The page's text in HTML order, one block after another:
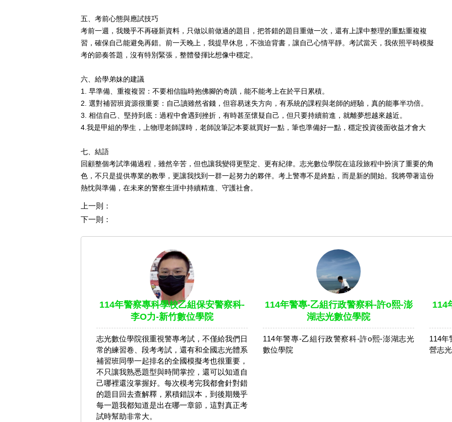
五、考前心態與應試技巧
考前一週，我幾乎不再碰新資料，只做以前做過的題目，把答錯的題目重做一次，還有上課中整理的重點重複複
習，確保自己能避免再錯。前一天晚上，我提早休息，不強迫背書，讓自己心情平靜。考試當天，我依照平時模擬
考的節奏答題，沒有特別緊張，整體發揮比想像中穩定。
六、給學弟妹的建議
1. 早準備、重複複習：不要相信臨時抱佛腳的奇蹟，能不能考上在於平日累積。
2. 選對補習班資源很重要：自己讀雖然省錢，但容易迷失方向，有系統的課程與老師的經驗，真的能事半功倍。
3. 相信自己、堅持到底：過程中會遇到挫折，有時甚至懷疑自己，但只要持續前進，就離夢想越來越近。
4. 我是甲組的學生，上物理老師課時，老師說筆記本要就買好一點，筆也準備好一點，穩定投資後面收益才會大
七、結語
回顧整個考試準備過程，雖然辛苦，但也讓我變得更堅定、更有紀律。志光數位學院在這段旅程中扮演了重要的角
色，不只是提供專業的教學，更讓我找到一群一起努力的夥伴。考上警專不是終點，而是新的開始。我將帶著這份
熱忱與準備，在未來的警察生涯中持續精進、守護社會。
上一則：
下一則：
114年警察專科學校乙組保安警察科-
李O力-新竹數位學院
志光數位學院很重視警專考試，不僅給我們日
常的練習卷、段考考試，還有和全國志光體系
補習班同學一起排名的全國模擬考也很重要，
不只讓我熟悉題型與時間掌控，還可以知道自
己哪裡還沒掌握好。每次模考完我都會針對錯
的題目回去查解釋，累積錯誤本，到後期幾乎
每一題我都知道是出在哪一章節，這對真正考
試時幫助非常大。
114年警專-乙組行政警察科-許o熙-澎
湖志光數位學院
114年警專-乙組行政警察科-許o熙-澎湖志光
數位學院
114
114年
營志